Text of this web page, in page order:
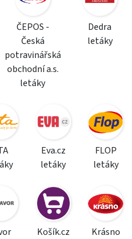
ČEPOS -
Česká
potravinářská
obchodní a.s.
letáky
Dedra
letáky
Eva.cz
letáky
FLOP
letáky
Košík.cz
Krásno